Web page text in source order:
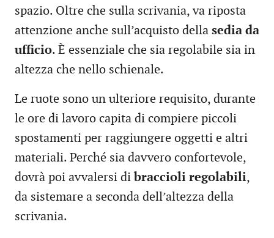
spazio. Oltre che sulla scrivania, va riposta
attenzione anche sull’acquisto della sedia da
ufficio. È essenziale che sia regolabile sia in
altezza che nello schienale.
Le ruote sono un ulteriore requisito, durante
le ore di lavoro capita di compiere piccoli
spostamenti per raggiungere oggetti e altri
materiali. Perché sia davvero confortevole,
dovrà poi avvalersi dibraccioli regolabili,
da sistemare a seconda dell’altezza della
scrivania.